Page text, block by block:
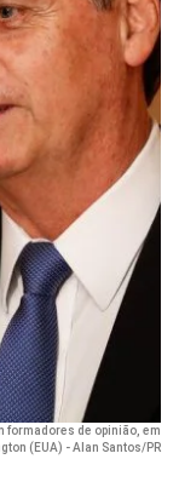
formadores de opinião, em
(EUA) - Alan Santos/PR